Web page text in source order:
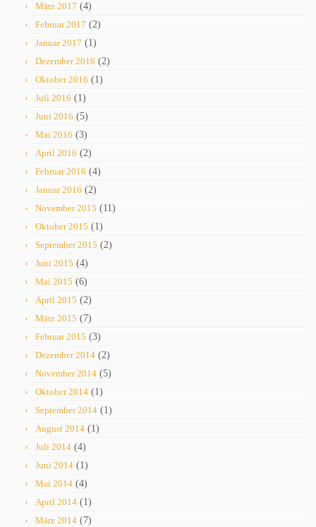
März 2017 (4)
Februar 2017 (2)
Januar 2017 (1)
Dezember 2016 (2)
Oktober 2016 (1)
Juli 2016 (1)
Juni 2016 (5)
Mai 2016 (3)
April 2016 (2)
Februar 2016 (4)
Januar 2016 (2)
November 2015 (11)
Oktober 2015 (1)
September 2015 (2)
Juni 2015 (4)
Mai 2015 (6)
April 2015 (2)
März 2015 (7)
Februar 2015 (3)
Dezember 2014 (2)
November 2014 (5)
Oktober 2014 (1)
September 2014 (1)
August 2014 (1)
Juli 2014 (4)
Juni 2014 (1)
Mai 2014 (4)
April 2014 (1)
März 2014 (7)